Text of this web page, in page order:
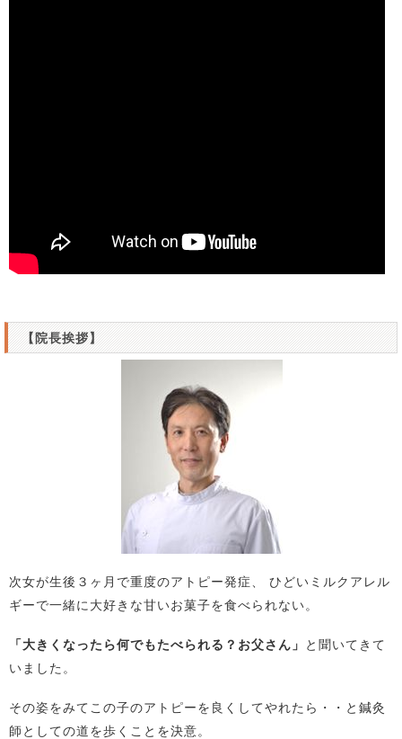
【院長挨拶】
次女が生後３ヶ月で重度のアトピー発症、 ひどいミルクアレル
ギーで一緒に大好きな甘いお菓子を食べられない。
「大きくなったら何でもたべられる？お父さん」
と聞いてきて
いました。
その姿をみてこの子のアトピーを良くしてやれたら・・と鍼灸
師としての道を歩くことを決意。